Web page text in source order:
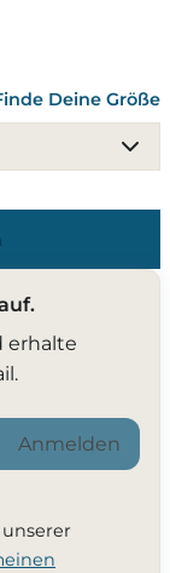
Deine Größe
erhalte
Anmelden